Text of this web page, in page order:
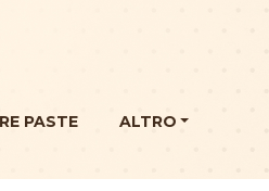
PASTE ALTRO